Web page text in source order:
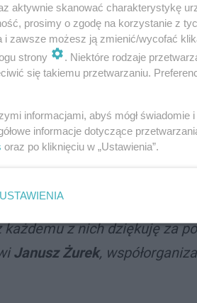
znikają kosze na nakrętki.
stały. Jak wiecie, ze
nakrętki zaprzestały ich
za liczny udział w
będących w potrzebie.
którzy
tej akcji od początku do
każdemu z nich dziękuję za
Janusz Żurek,
aktywnie skanować charakterystykę
prosimy o zgodę na korzystanie z
i zawsze możesz ją zmienić/wycofać
strony
. Niektóre rodzaje
się takiemu przetwarzaniu.
informacjami, abyś mógł
informacje dotyczące
oraz po kliknięciu w „Ustawienia”.
USTAWIENIA